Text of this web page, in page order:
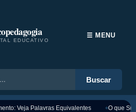
EDUCATIVO
Buscar
☰ MENU
Veja Palavras Equivalentes O que